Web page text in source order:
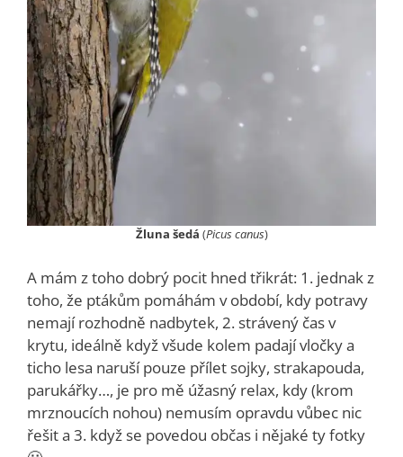
Žluna šedá (Picus canus)
A mám z toho dobrý pocit hned třikrát: 1. jednak z
toho, že ptákům pomáhám v období, kdy potravy
nemají rozhodně nadbytek, 2. strávený čas v
krytu, ideálně když všude kolem padají vločky a
ticho lesa naruší pouze přílet sojky, strakapouda,
parukářky…, je pro mě úžasný relax, kdy (krom
mrznoucích nohou) nemusím opravdu vůbec nic
řešit a 3. když se povedou občas i nějaké ty fotky